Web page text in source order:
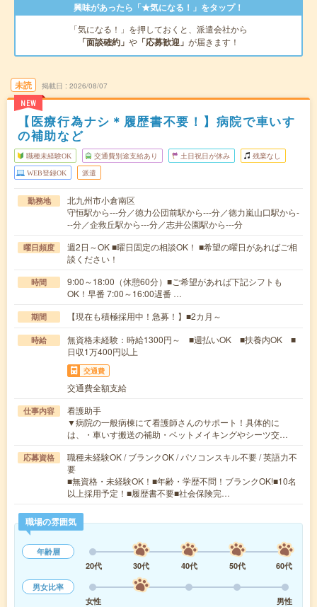
興味があったら「★気になる！」をタップ！
「気になる！」を押しておくと、派遣会社から
「面談確約」 や 「応募歓迎」 が届きます！
未読
NEW
掲載日 2026/08/07
【医療行為ナシ＊履歴書不要！】病院で車いす
の補助など
職種未経験OK 交通費別途支給あり 土日祝日が休み 残業なし
WEB登録OK 派遣
勤務地
北九州市小倉南区
守恒駅から---分／徳力公団前駅から---分／徳力嵐山口駅から-
--分／企救丘駅から---分／志井公園駅から---分
曜日頻度
週2日～OK ■曜日固定の相談OK！ ■希望の曜日があればご相
談ください！
時間
9:00～18:00（休憩60分）■ご希望があれば下記シフトも
OK！早番 7:00～16:00遅番 …
期間 【現在も積極採用中！急募！】■2カ月～
時給
無資格未経験：時給1300円～ ■週払いOK ■扶養内OK ■
日収1万400円以上
交通費
交通費全額支給
仕事内容
看護助手
▼病院の一般病棟にて看護師さんのサポート！具体的に
は、・車いす搬送の補助・ベットメイキングやシーツ交…
応募資格
職種未経験OK / ブランクOK / パソコンスキル不要 / 英語力不
要
■無資格・未経験OK！■年齢・学歴不問！ブランクOK!■10名
以上採用予定！■履歴書不要■社会保険完…
職場の雰囲気
年齢層
20代
30代 40代 50代
60代
男女比率
女性
男性